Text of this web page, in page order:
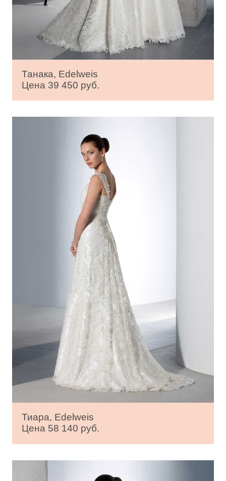
Танака, Edelweis
Цена 39 450 руб.
Тиара, Edelweis
Цена 58 140 руб.